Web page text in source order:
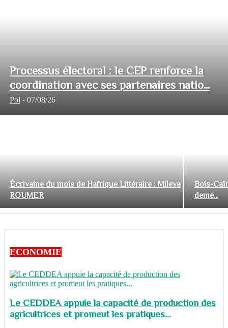
Processus électoral : le CEP renforce la
coordination avec ses partenaires natio...
Pol - 07/08/26
Écrivaine du mois de Hafrique Littéraire : Mileva
ROUMER
Bois-
deme...
ECONOMIE
Le CEDDEA appuie la capacité de production des
agricultrices et promeut les pratiques...